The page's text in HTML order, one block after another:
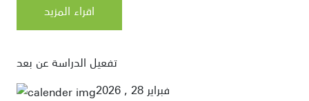
اقراء المزيد
تفعيل الدراسة عن بعد
فبراير 28 , 2026